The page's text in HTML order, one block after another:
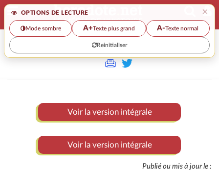
OPTIONS DE LECTURE ×
Mode sombre A+Texte plus grand A-Texte normal
Reinitialiser
>
Voir la version intégrale
Voir la version intégrale
Publié ou mis à jour le :